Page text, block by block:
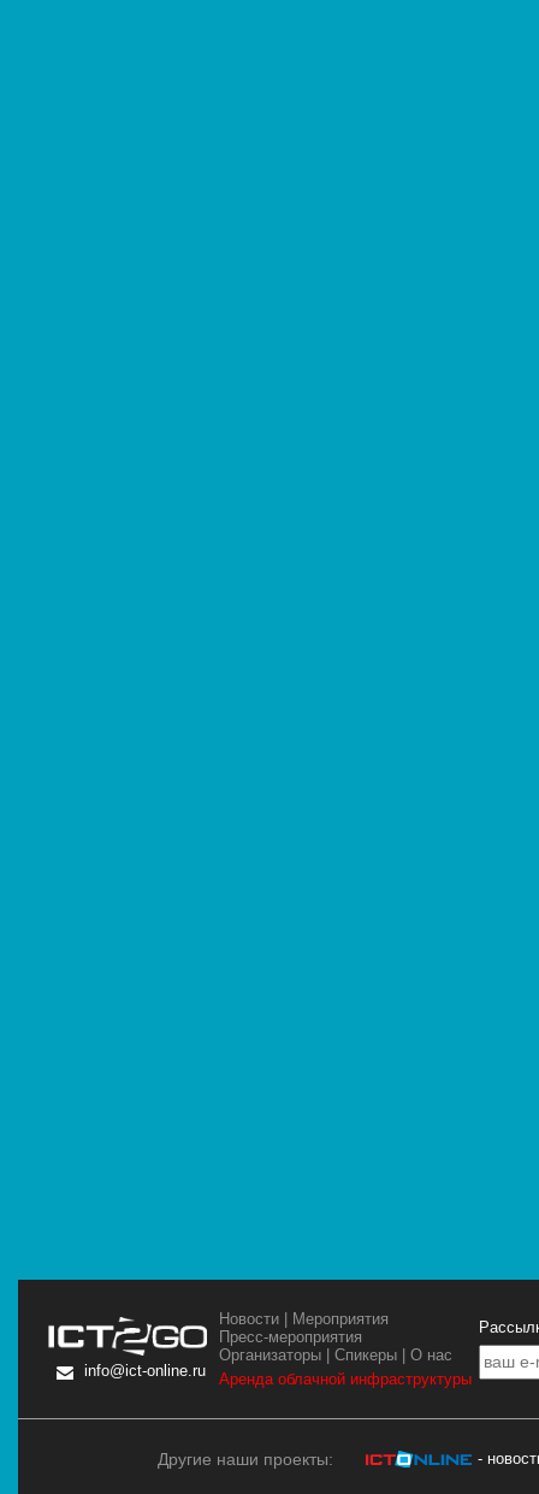
info@ict-online.ru
Новости | Мероприятия
Пресс-мероприятия
Организаторы |Спикеры |О нас
Аренда облачной инфраструктуры
Другие наши проекты: -